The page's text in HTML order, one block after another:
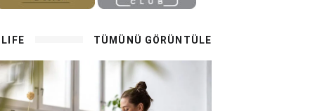
TÜMÜNÜ GÖRÜNTÜLE